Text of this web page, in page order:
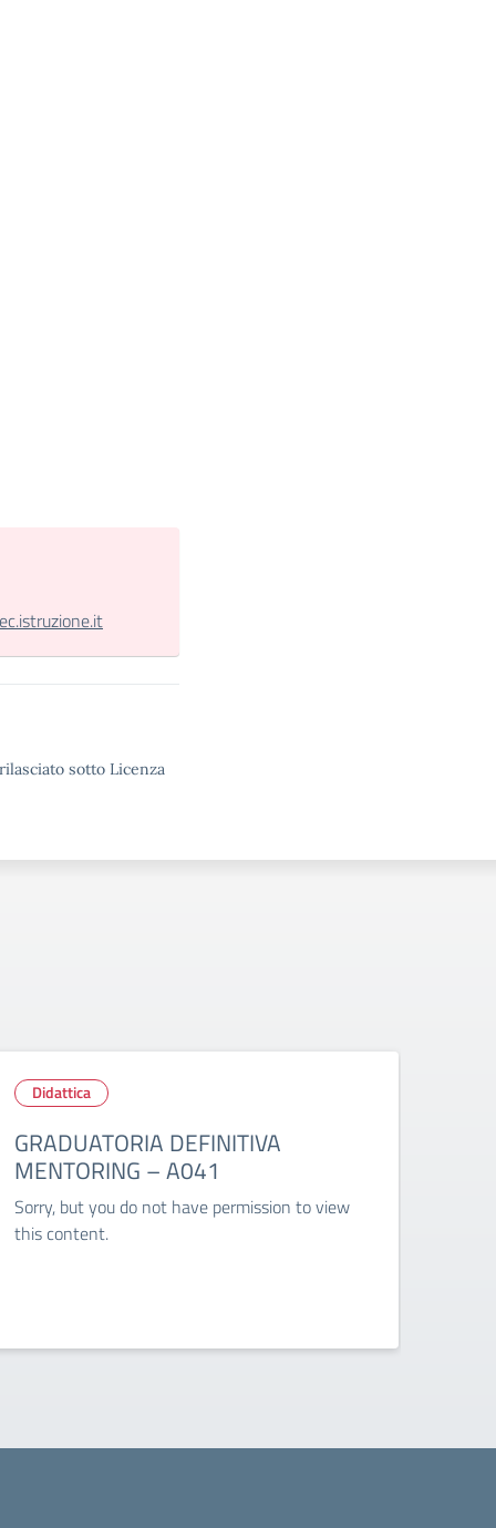
sotto Licenza
Didattica
GRADUATORIA DEFINITIVA
MENTORING – A041
Sorry, but you do not have permission to view
this content.